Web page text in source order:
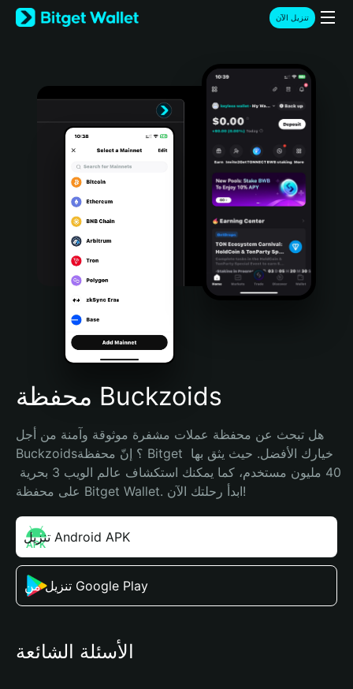
English
日本語
Türkçe
Português (Portugal)
Bahasa Indonesia
Português (Brasil)
Español (Argentina)
تنزيل الآن
محفظة Buckzoids
هل تبحث عن محفظة عملات مشفرة موثوقة وآمنة من أجل
Buckzoids؟ إنّ محفظة Bitget خيارك الأفضل. حيث يثق بها
على محفظة Bitget Wallet. ابدأ رحلتك الآن!
تنزيل Android APK
تنزيل من Google Play
الأسئلة الشائعة